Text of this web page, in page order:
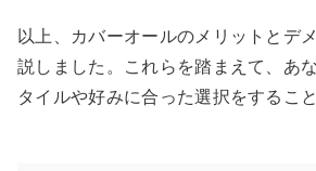
以上、カバーオールのメリットとデ
説しました。これらを踏まえて、あ
タイルや好みに合った選択をするこ